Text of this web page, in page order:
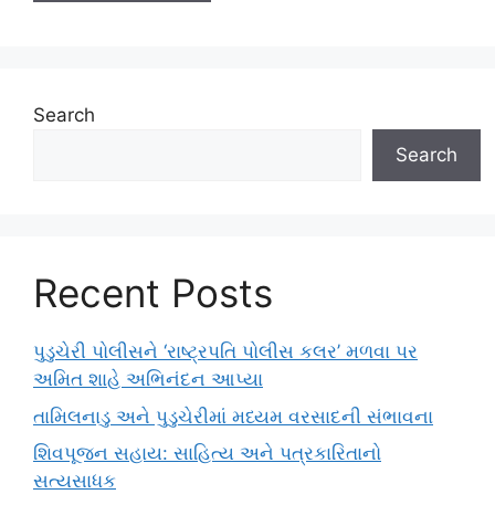
Search
Search
Recent Posts
પુડુચેરી પોલીસને ‘રાષ્ટ્રપતિ પોલીસ કલર’ મળવા પર
અમિત શાહે અભિનંદન આપ્યા
તામિલનાડુ અને પુડુચેરીમાં મધ્યમ વરસાદની સંભાવના
શિવપૂજન સહાય: સાહિત્ય અને પત્રકારિતાનો
સત્યસાધક